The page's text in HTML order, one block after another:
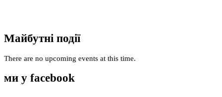
Майбутні події
There are no upcoming events at this time.
ми у facebook